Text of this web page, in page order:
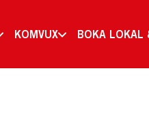
KOMVUX BOKA LOKAL